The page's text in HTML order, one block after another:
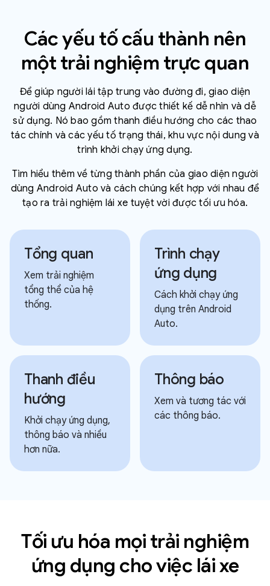
Các yếu tố cấu thành nên
một trải nghiệm trực quan
Để giúp người lái tập trung vào đường đi, giao diện
người dùng Android Auto được thiết kế dễ nhìn và dễ
sử dụng. Nó bao gồm thanh điều hướng cho các thao
tác chính và các yếu tố trạng thái, khu vực nội dung và
trình khởi chạy ứng dụng.
Tìm hiểu thêm về từng thành phần của giao diện người
dùng Android Auto và cách chúng kết hợp với nhau để
tạo ra trải nghiệm lái xe tuyệt vời được tối ưu hóa.
Tổng quan
Xem trải nghiệm
tổng thể của hệ
thống.
Trình chạy
ứng dụng
Cách khởi chạy ứng
dụng trên Android
Auto.
Thanh điều
hướng
Khởi chạy ứng dụng,
thông báo và nhiều
hơn nữa.
Thông báo
Xem và tương tác với
các thông báo.
Tối ưu hóa mọi trải nghiệm
ứng dụng cho việc lái xe